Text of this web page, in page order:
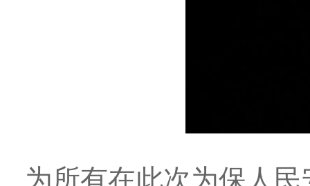
为所有在此次为保人